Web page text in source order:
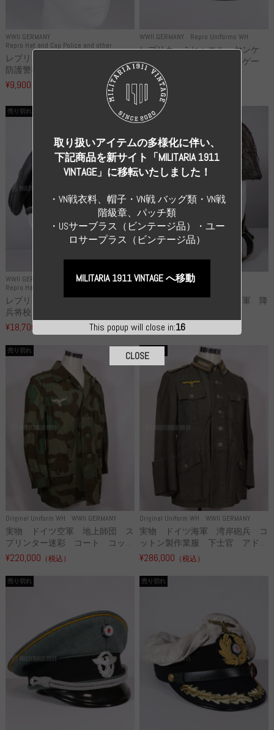
WWII GERMANY
Repro Hat and Cap Police and other
レプリカ ドイツ秩序警察 都市
防護警察 クラッシュキャップ...
¥9,900
WWII GERMANY Repro Uniforms WH
レプリカ ミヒャエル・ヤンケ
製 国家元帥 ヘルマン・ゲー
リ...
¥55,000
WWII GERMANY
Repro Hat and Cap SS and WSS
売り切れ
レプリカ 武装親衛隊 WSS 歩
兵将校 クラッシュキャップ ...
¥18,700
WWII GERMANY
売り切れ
高品質レプリカ ドイツ空軍 降
¥49,800（税込）
Original Uniform WH WWII GERMANY
売り切れ
実物 ドイツ空軍 地上師団 ス
プリンター迷彩 コート コッ...
¥220,000 （税込）
Original Uniform WH WWII GERMANY
売り切れ
実物 ドイツ海軍 湾岸砲兵 コ
ットン製作業服 下士官 アド...
¥286,000 （税込）
売り切れ 売り切れ
This popup will close in:15
取り扱いアイテムの多様化に伴い、
下記商品を新サイト「MILITARIA 1911
VINTAGE」に移転いたしました！
・VN戦衣料、帽子・VN戦 バッグ類・VN戦
階級章、パッチ類
・USサーブラス（ビンテージ品）・ユー
ロサープラス（ビンテージ品）
MILITARIA 1911 VINTAGE へ移動
CLOSE